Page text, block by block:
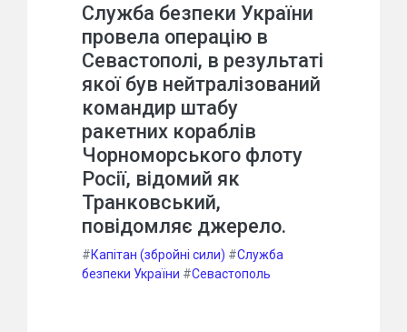
Служба безпеки України
провела операцію в
Севастополі, в результаті
якої був нейтралізований
командир штабу
ракетних кораблів
Чорноморського флоту
Росії, відомий як
Транковський,
повідомляє джерело.
#Капітан (збройні сили) #Служба
безпеки України #Севастополь